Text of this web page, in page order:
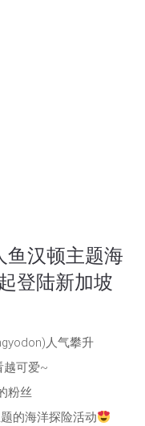
鱼汉顿主题海
登陆新加坡
人气攀升
越可爱~
粉丝
的海洋探险活动